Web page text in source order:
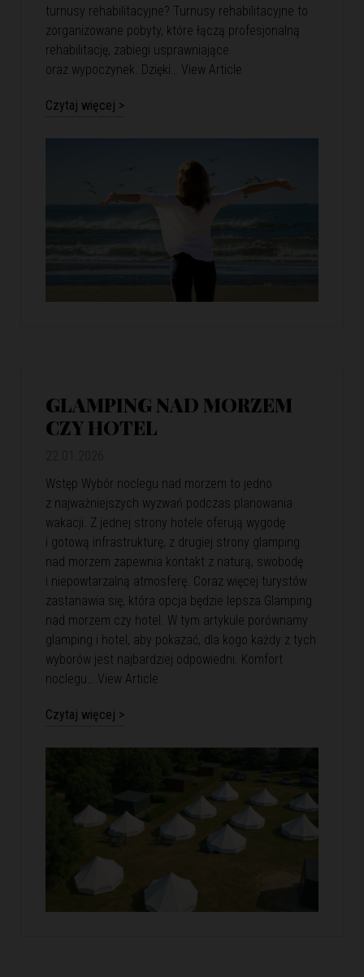
turnusy rehabilitacyjne? Turnusy rehabilitacyjne to
zorganizowane pobyty, które łączą profesjonalną
rehabilitację, zabiegi usprawniające
oraz wypoczynek. Dzięki… View Article
Czytaj więcej >
GLAMPING NAD MORZEM
CZY HOTEL
Wstęp Wybór noclegu nad morzem to jedno
z najważniejszych wyzwań podczas planowania
wakacji. Z jednej strony hotele oferują wygodę
i gotową infrastrukturę, z drugiej strony glamping
nad morzem zapewnia kontakt z naturą, swobodę
i niepowtarzalną atmosferę. Coraz więcej turystów
zastanawia się, która opcja będzie lepsza Glamping
nad morzem czy hotel. W tym artykule porównamy
glamping i hotel, aby pokazać, dla kogo każdy z tych
wyborów jest najbardziej odpowiedni. Komfort
noclegu… View Article
Czytaj więcej >